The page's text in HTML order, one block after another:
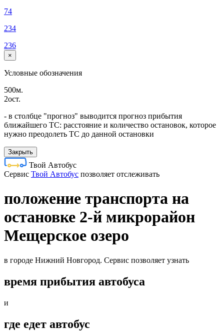
74
234
236
×
Условные обозначения
500м.
2ост.
- в столбце "прогноз" выводится прогноз прибытия
ближайшего ТС: расстояние и количество остановок, которое
нужно преодолеть ТС до данной остановки
Закрыть
Твой Автобус
Cервис Твой Автобус позволяет отслеживать
положение транспорта на
остановке 2-й микрорайон
Мещерское озеро
в городе Нижний Новгород. Сервис позволяет узнать
время прибытия автобуса
и
где едет автобус